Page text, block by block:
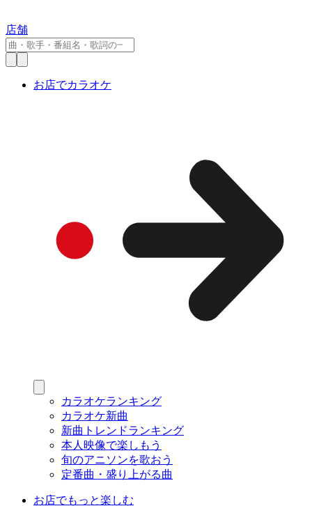
店舗
お店でカラオケ
カラオケランキング
カラオケ新曲
新曲トレンドランキング
本人映像で楽しもう
旬のアニソンを歌おう
定番曲・盛り上がる曲
お店でもっと楽しむ